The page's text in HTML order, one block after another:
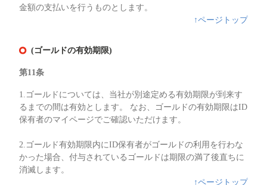
金額の支払いを行うものとします。
↑ページトップ
(ゴールドの有効期限)
第11条
1.ゴールドについては、当社が別途定める有効期限が到来す
るまでの間は有効とします。 なお、ゴールドの有効期限はID
保有者のマイページでご確認いただけます。
2.ゴールド有効期限内にID保有者がゴールドの利用を行わな
かった場合、付与されているゴールドは期限の満了後直ちに
消滅します。
↑ページトップ